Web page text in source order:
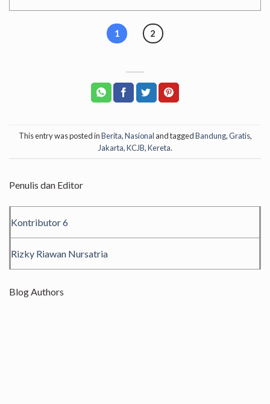
1 2
This entry was posted inBerita,Nasional and taggedBandung,Gratis,
Jakarta,KCJB,Kereta.
Penulis dan Editor
Kontributor 6
Rizky Riawan Nursatria
Blog Authors